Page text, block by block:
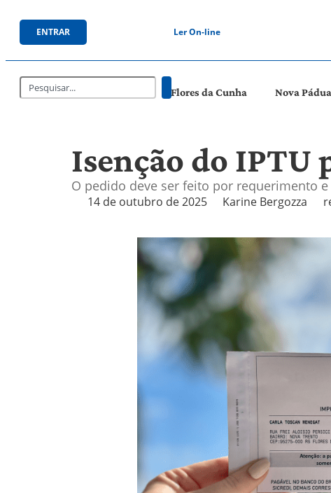
ENTRAR Ler On-line
Flores da Cunha Nova Pádua
Isenção do IPTU
O pedido deve ser feito por requerimento
14 de outubro de 2025 Karine Bergozza